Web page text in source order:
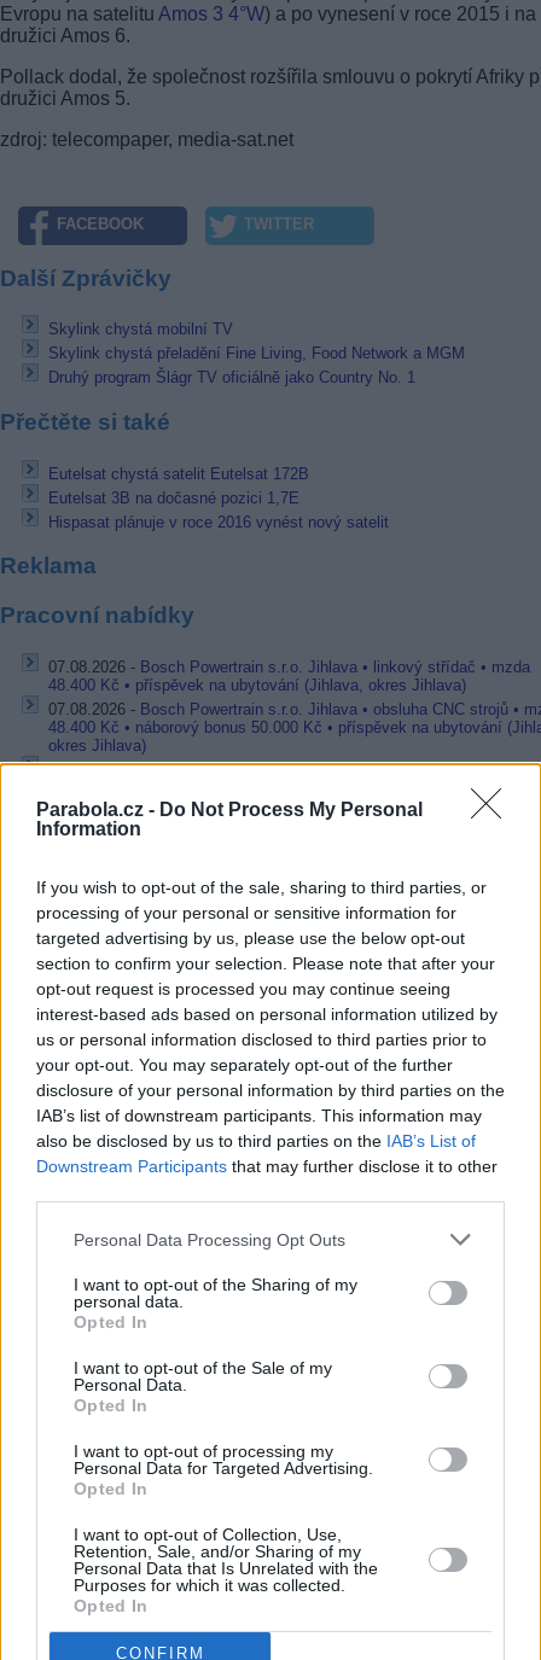
Parabola.cz - Do Not Process My Personal
Information
If you wish to opt-out of the sale, sharing to third parties, or
processing of your personal or sensitive information for
targeted advertising by us, please use the below opt-out
section to confirm your selection. Please note that after your
opt-out request is processed you may continue seeing
interest-based ads based on personal information utilized by
us or personal information disclosed to third parties prior to
your opt-out. You may separately opt-out of the further
disclosure of your personal information by third parties on the
IAB’s list of downstream participants. This information may
also be disclosed by us to third parties on the IAB’s List of
Downstream Participants that may further disclose it to other
Personal Data Processing Opt Outs
I want to opt-out of the Sharing of my
personal data.
Opted In
I want to opt-out of the Sale of my
Personal Data.
Opted In
I want to opt-out of processing my
Personal Data for Targeted Advertising.
Opted In
I want to opt-out of Collection, Use,
Retention, Sale, and/or Sharing of my
Personal Data that Is Unrelated with the
Purposes for which it was collected.
Opted In
CONFIRM
Evropu na satelitu Amos 3 4°W) a po vynesení v roce 2015 i na
družici Amos 6.
Pollack dodal, že společnost rozšířila smlouvu o pokrytí Afriky
družici Amos 5.
zdroj: telecompaper, media-sat.net
FACEBOOK TWITTER
Další Zprávičky
Skylink chystá mobilní TV
Skylink chystá přeladění Fine Living, Food Network a MGM
Druhý program Šlágr TV oficiálně jako Country No. 1
Přečtěte si také
Eutelsat chystá satelit Eutelsat 172B
Eutelsat 3B na dočasné pozici 1,7E
Hispasat plánuje v roce 2016 vynést nový satelit
Reklama
Pracovní nabídky
07.08.2026 - Bosch Powertrain s.r.o. Jihlava • linkový střídač • mzda
48.400 Kč • příspěvek na ubytování (Jihlava, okres Jihlava)
07.08.2026 - Bosch Powertrain s.r.o. Jihlava • obsluha CNC strojů •
48.400 Kč • náborový bonus 50.000 Kč • příspěvek na ubytování
okres Jihlava)
07.08.2026 -Specialista pro elektronická zařízení údržby (m/ž) (tř.
06.08.2026 -Bosch Powertrain s.r.o. Jihlava • CNC operátor• mzda
Kč • náborový bonus 50.000 Kč • příspěvek na ubytování (Jihlava,
týdenní zálohy na mzdu 2.000 Kč (Jihlava, okres Jihlava)
... další nabídky zaměstnání
Vybrané články
Prima sport - co nabídne v prvním
Kdy a kde bude Prima sport k
Dovolená u moře•Bazény